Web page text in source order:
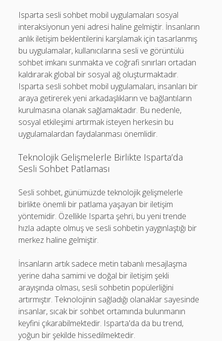
Isparta sesli sohbet mobil uygulamaları sosyal
interaksiyonun yeni adresi haline gelmiştir. İnsanların
anlık iletişim beklentilerini karşılamak için tasarlanmış
bu uygulamalar, kullanıcılarına sesli ve görüntülü
sohbet imkanı sunmakta ve coğrafi sınırları ortadan
kaldırarak global bir sosyal ağ oluşturmaktadır.
Isparta sesli sohbet mobil uygulamaları, insanları bir
araya getirerek yeni arkadaşlıkların ve bağlantıların
kurulmasına olanak sağlamaktadır. Bu nedenle,
sosyal etkileşimi artırmak isteyen herkesin bu
uygulamalardan faydalanması önemlidir.
Teknolojik Gelişmelerle Birlikte Isparta’da
Sesli Sohbet Patlaması
Sesli sohbet, günümüzde teknolojik gelişmelerle
birlikte önemli bir patlama yaşayan bir iletişim
yöntemidir. Özellikle Isparta şehri, bu yeni trende
hızla adapte olmuş ve sesli sohbetin yaygınlaştığı bir
merkez haline gelmiştir.
İnsanların artık sadece metin tabanlı mesajlaşma
yerine daha samimi ve doğal bir iletişim şekli
arayışında olması, sesli sohbetin popülerliğini
artırmıştır. Teknolojinin sağladığı olanaklar sayesinde
insanlar, sıcak bir sohbet ortamında bulunmanın
keyfini çıkarabilmektedir. Isparta'da da bu trend,
yoğun bir şekilde hissedilmektedir.